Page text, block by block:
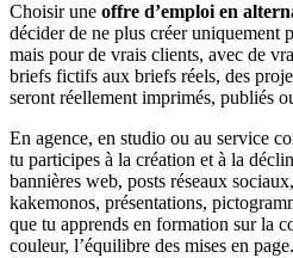
Choisir une offre d’emploi en
décider de ne plus créer uniquement
mais pour de vrais clients, avec de
briefs fictifs aux briefs réels, des
seront réellement imprimés, publiés
En agence, en studio ou au service
tu participes à la création et à la
bannières web, posts réseaux
kakemonos, présentations,
que tu apprends en formation sur la
couleur, l’équilibre des mises en page.